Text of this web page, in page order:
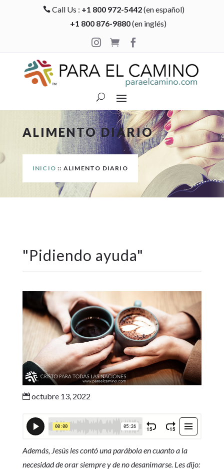
 Call Us : +1 800 972-5442(en español)
+1 800 876-9880(en inglés)

 
ALIMENTO DIARIO
INICIO :: ALIMENTO DIARIO
"Pidiendo ayuda"
octubre 13, 2022
Además, Jesús les contó una parábola en cuanto a la
necesidad de orar siempre y de no desanimarse. Les dijo: